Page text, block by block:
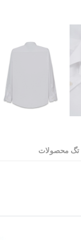
تگ محصولات